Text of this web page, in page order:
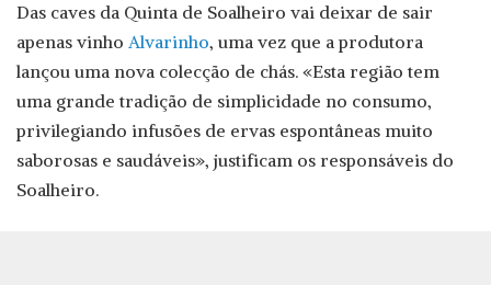
Das caves da Quinta de Soalheiro vai deixar de sair
apenas vinho Alvarinho, uma vez que a produtora
lançou uma nova colecção de chás. «Esta região tem
uma grande tradição de simplicidade no consumo,
privilegiando infusões de ervas espontâneas muito
saborosas e saudáveis», justificam os responsáveis do
Soalheiro.